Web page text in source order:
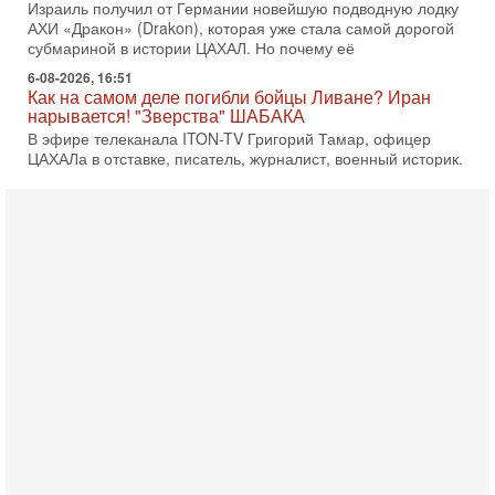
Израиль получил от Германии новейшую подводную лодку
АХИ «Дракон» (Drakon), которая уже стала самой дорогой
субмариной в истории ЦАХАЛ. Но почему её
6-08-2026, 16:51
Как на самом деле погибли бойцы Ливане? Иран
нарывается! "Зверства" ШАБАКА
В эфире телеканала ITON-TV Григорий Тамар, офицер
ЦАХАЛа в отставке, писатель, журналист, военный историк.